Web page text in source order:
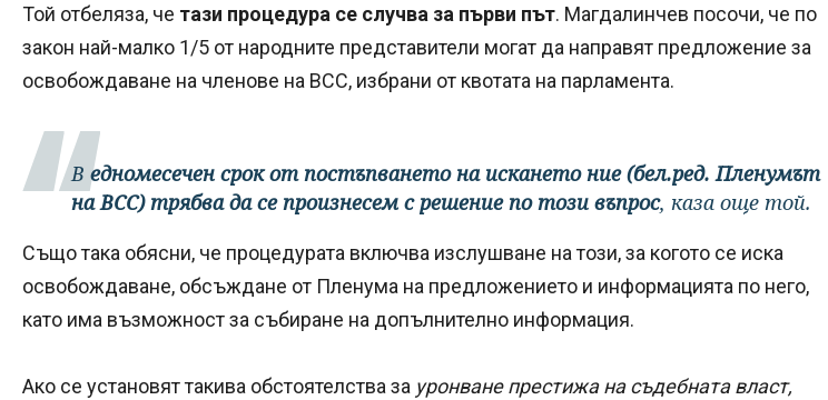
Той отбеляза, че тази процедура се случва за първи път. Магдалинчев посочи, че по
закон най-малко 1/5 от народните представители могат да направят предложение за
освобождаване на членове на ВСС, избрани от квотата на парламента.
В едномесечен срок от постъпването на искането ние (бел.ред. Пленумът
на ВСС) трябва да се произнесем с решение по този въпрос, каза още той.
Също така обясни, че процедурата включва изслушване на този, за когото се иска
освобождаване, обсъждане от Пленума на предложението и информацията по него,
като има възможност за събиране на допълнително информация.
Ако се установят такива обстоятелства за уронване престижа на съдебната власт,